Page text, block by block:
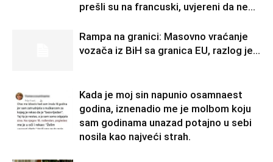
prešli su na francuski, uvjereni da ne...
Rampa na granici: Masovno vraćanje
vozača iz BiH sa granica EU, razlog je…
Kada je moj sin napunio osamnaest
godina, iznenadio me je molbom koju
sam godinama unazad potajno u sebi
nosila kao najveći strah.